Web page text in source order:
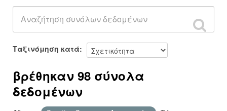
Ταξινόμηση κατά
βρέθηκαν 98 σύνολα
δεδομένων